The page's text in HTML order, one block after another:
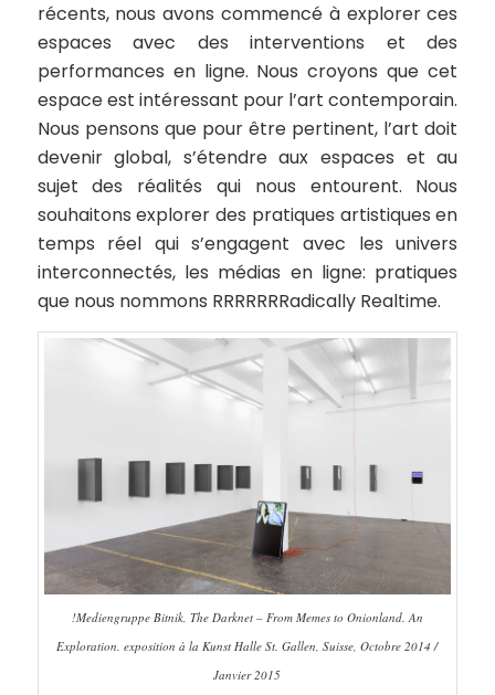
récents, nous avons commencé à explorer ces
espaces avec des interventions et des
performances en ligne. Nous croyons que cet
espace est intéressant pour l’art contemporain.
Nous pensons que pour être pertinent, l’art doit
devenir global, s’étendre aux espaces et au
sujet des réalités qui nous entourent. Nous
souhaitons explorer des pratiques artistiques en
temps réel qui s’engagent avec les univers
interconnectés, les médias en ligne: pratiques
que nous nommons RRRRRRRadically Realtime.
!Mediengruppe Bitnik, The Darknet – From Memes to Onionland. An
Exploration. exposition à la Kunst Halle St. Gallen, Suisse, Octobre 2014 /
Janvier 2015